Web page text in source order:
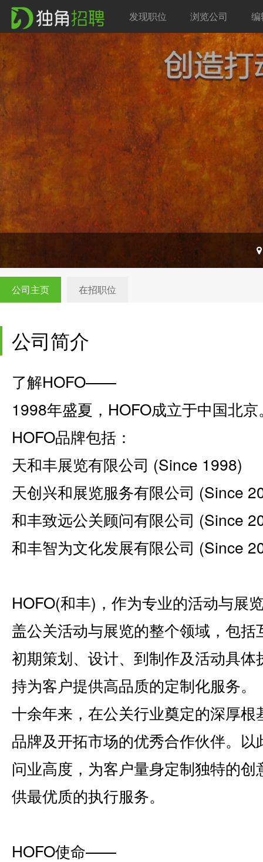
发现职位 浏览公司 编
公司主页 在招职位
公司简介
了解HOFO――
1998年盛夏，HOFO成立于中国北京
HOFO品牌包括：
天和丰展览有限公司 (Since 1998)
天创兴和展览服务有限公司 (Since
和丰致远公关顾问有限公司 (Since
和丰智为文化发展有限公司 (Since
HOFO(和丰)，作为专业的活动与展
盖公关活动与展览的整个领域，包
初期策划、设计、到制作及活动具
持为客户提供高品质的定制化服务。
十余年来，在公关行业奠定的深厚
品牌及开拓市场的优秀合作伙伴。
问业高度，为客户量身定制独特的
供最优质的执行服务。
HOFO使命――